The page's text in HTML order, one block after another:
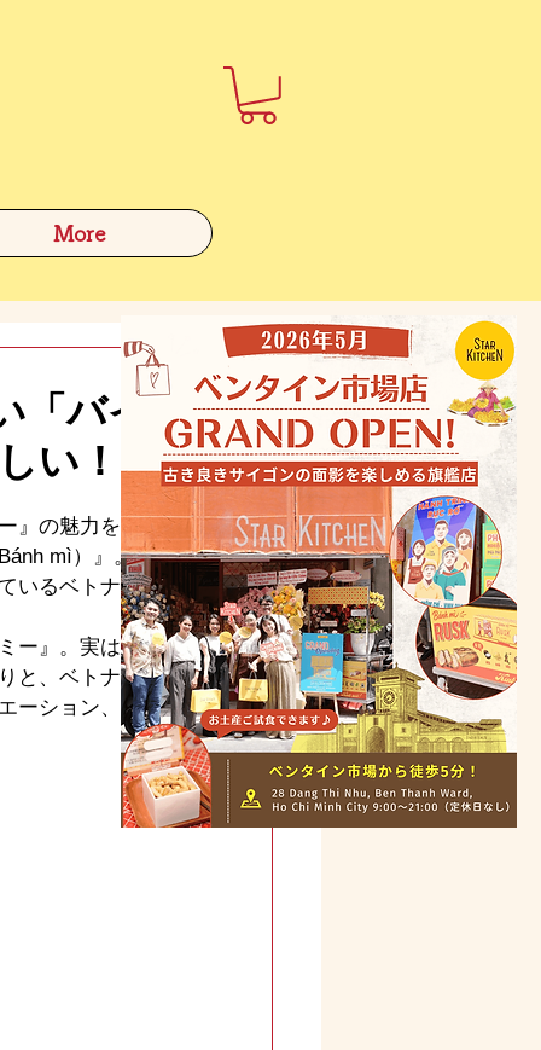
More
「バイ
い！
』の魅力をご
mì）』。
いるベトナム
ー』。実はた
と、ベトナム
ーション、楽